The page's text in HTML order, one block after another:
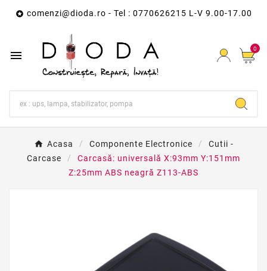
 comenzi@dioda.ro - Tel : 0770626215 L-V 9.00-17.00
 0
Acasa Componente Electronice
Cutii -
Carcase
Carcasă: universală X:93mm Y:151mm
Z:25mm ABS neagră Z113-ABS